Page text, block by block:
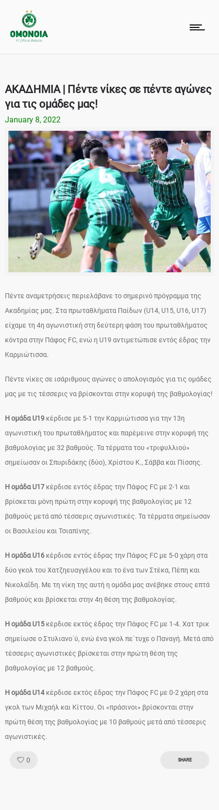
ΑΚΑΔΗΜΙΑ | Πέντε νίκες σε πέντε αγώνες
για τις ομάδες μας!
January 8, 2022
Πέντε αναμετρήσεις περιελάβανε το σημερινό πρόγραμμα της
Ακαδημίας μας. Στα πρωταθλήματα Παίδων (U14, U15, U16, U17)
είχαμε τη 4η αγωνιστική στη δεύτερη φάση του πρωταθλήματος
κόντρα στην Πάφος FC, ενώ η U19 αντιμετώπισε εντός έδρας την
Καρμιώτισσα.
Πέντε νίκες σε ισάριθμους αγώνες ο απολογισμός για τις ομάδες
μας με τις τέσσερις να βρίσκονται στην κορυφή της βαθμολογίας!
Η ομάδα U19 κέρδισε με 5-1 την Καρμιώτισσα για την 13η
αγωνιστική του πρωταθλήματος και παρέμεινε στην κορυφή της
βαθμολογίας με 32 βαθμούς. Τα τέρματα του «τριφυλλιού»
σημείωσαν οι Σπυριδάκης (δύο), Χρίστου Κ., Σάββα και Πίσσης.
Η ομάδα U17 κέρδισε εντός έδρας την Πάφος FC με 2-1 και
βρίσκεται μόνη πρώτη στην κορυφή της βαθμολογίας με 12
βαθμούς μετά από τέσσερις αγωνιστικές. Τα τέρματα σημείωσαν
οι Βασιλείου και Τσιαπίνης.
Η ομάδα U16 κέρδισε εντός έδρας την Πάφος FC με 5-0 χάρη στα
δύο γκολ του Χατζηευαγγέλου και το ένα των Στέκα, Πέπη και
Νικολαΐδη. Με τη νίκη της αυτή η ομάδα μας ανέβηκε στους επτά
βαθμούς και βρίσκεται στην 4η θέση της βαθμολογίας.
Η ομάδα U15 κέρδισε εκτός έδρας την Πάφος FC με 1-4. Χατ τρικ
σημείωσε ο Στυλιανο΄ύ, ενώ ένα γκολ πε΄τυχε ο Παναγή. Μετά από
τέσσερις αγωνιστικές βρίσκεται στην πρώτη θέση της
βαθμολογίας με 12 βαθμούς.
Η ομάδα U14 κέρδισε εκτός έδρας την Πάφος FC με 0-2 χάρη στα
γκολ των Μιχαήλ και Κίττου. Οι «πράσινοι» βρίσκονται στην
πρώτη θέση της βαθμολογίας με 10 βαθμούς μετά από τέσσερις
αγωνιστικές.
0 SHARE